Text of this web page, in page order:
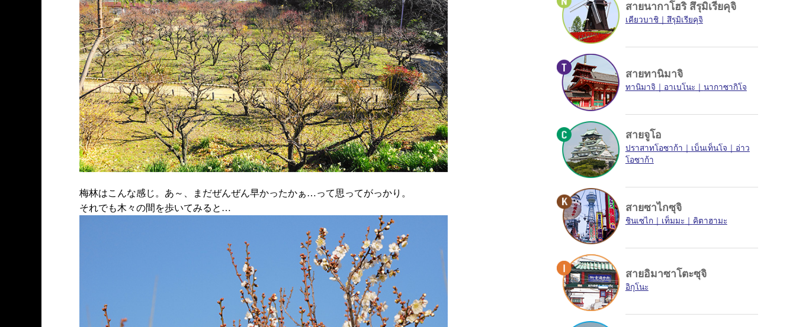
梅林はこんな感じ。あ～、まだぜんぜん早かったかぁ…って思ってがっかり。
それでも木々の間を歩いてみると…
สายนากาโฮริ สึรุมิเรียคุจิ
เคียวบาชิ สึรุมิเรียคุจิ
สายทานิมาจิ
ทานิมาจิ อาเบโนะ นากาซากิโจ
สายจูโอ
ปราสาทโอซาก้า เบ็นเท็นโจ
อ่าว
โอซาก้า
สายซาไกซุจิ
ชินเซไก เท็มมะ คิตาฮามะ
สายอิมาซาโตะซุจิ
อิกุโนะ